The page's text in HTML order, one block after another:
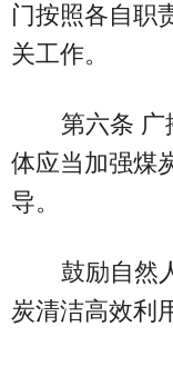
门按照各自职
关工作。
第六条 广
体应当加强煤
导。
鼓励自然
炭清洁高效利